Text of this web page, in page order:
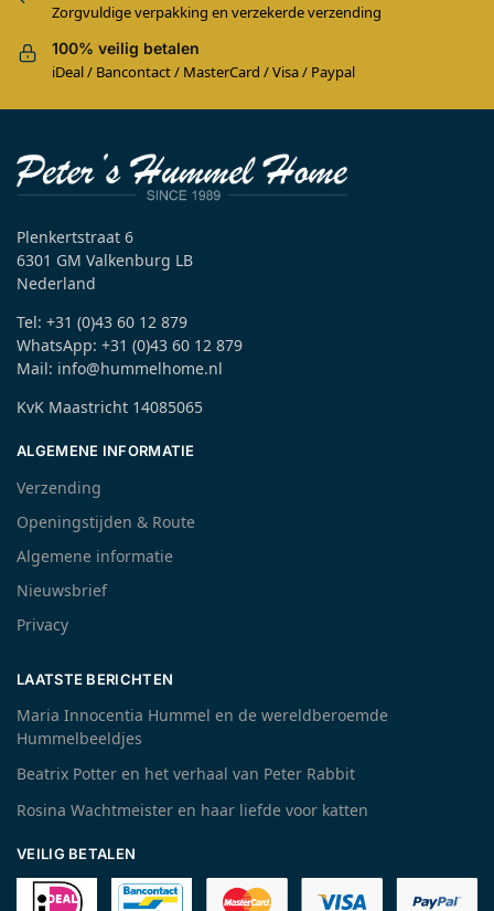
Zorgvuldige verpakking en verzekerde verzending
100% veilig betalen
iDeal / Bancontact / MasterCard / Visa / Paypal
Plenkertstraat 6
6301 GM Valkenburg LB
Nederland
Tel: +31 (0)43 60 12 879
WhatsApp: +31 (0)43 60 12 879
Mail: info@hummelhome.nl
KvK Maastricht 14085065
ALGEMENE INFORMATIE
Verzending
Openingstijden & Route
Algemene informatie
Nieuwsbrief
Privacy
LAATSTE BERICHTEN
Maria Innocentia Hummel en de wereldberoemde
Hummelbeeldjes
Beatrix Potter en het verhaal van Peter Rabbit
Rosina Wachtmeister en haar liefde voor katten
VEILIG BETALEN